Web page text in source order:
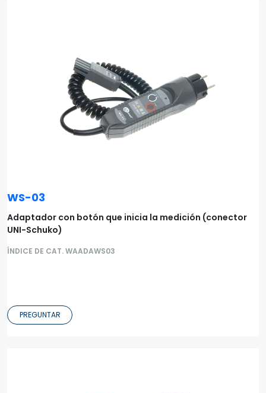
WS-03
Adaptador con botón que inicia la medición (conector
UNI-Schuko)
ÍNDICE DE CAT. WAADAWS03
PREGUNTAR